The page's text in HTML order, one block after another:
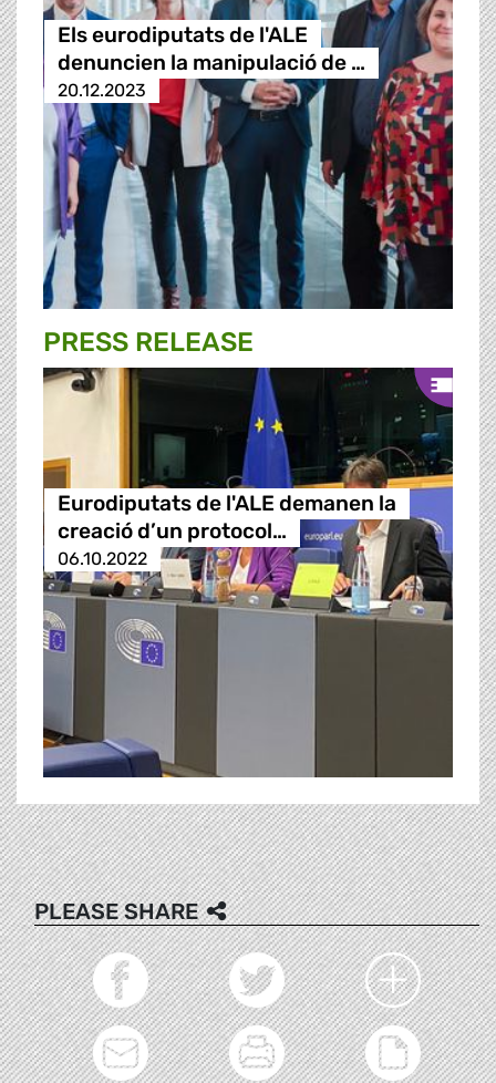
Els eurodiputats de l'ALE
denuncien la manipulació de …
20.12.2023
PRESS RELEASE
Eurodiputats de l'ALE demanen la
creació d’un protocol…
06.10.2022
PLEASE SHARE